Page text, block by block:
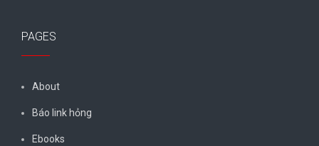
PAGES
About
Báo link hỏng
Ebooks